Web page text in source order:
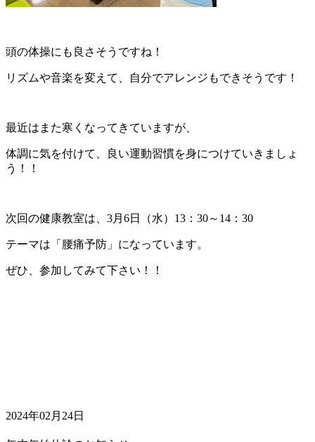
頭の体操にも良さそうですね！
リズムや音楽を変えて、自分でアレンジもできそうです！
最近はまた寒くなってきていますが、
体調に気を付けて、良い運動習慣を身につけていきましょ
う！！
次回の健康教室は、3月6日（水）13：30～14：30
テーマは「腰痛予防」になっています。
ぜひ、参加してみて下さい！！
2024年02月24日